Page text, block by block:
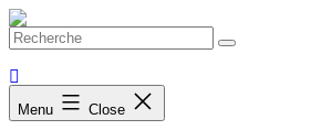
Skip
to
Menu Close